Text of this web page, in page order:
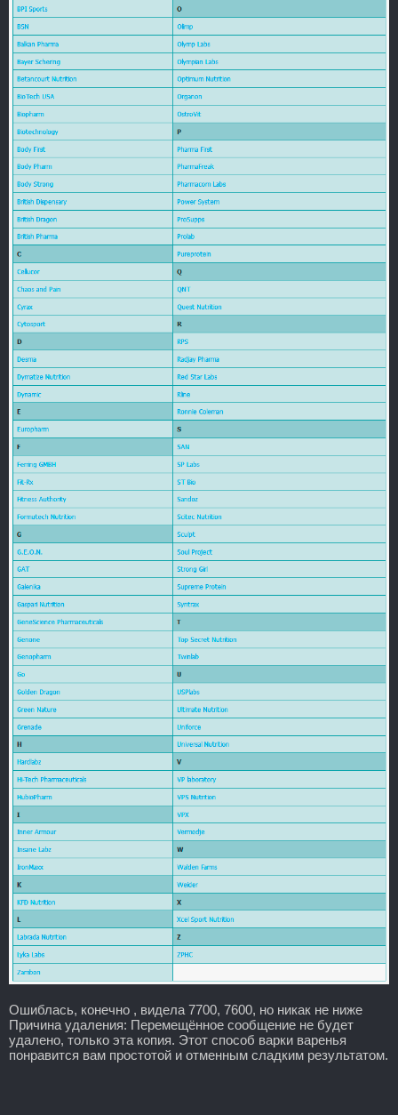
Ошиблась, конечно , видела 7700, 7600, но никак не ниже
Причина удаления: Перемещённое сообщение не будет
удалено, только эта копия. Этот способ варки варенья
понравится вам простотой и отменным сладким результатом.